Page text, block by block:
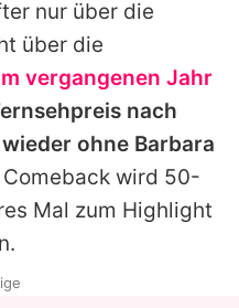
nur über die
über die
vergangenen Jahr
nach
ohne Barbara
wird 50-
Mal zum Highlight